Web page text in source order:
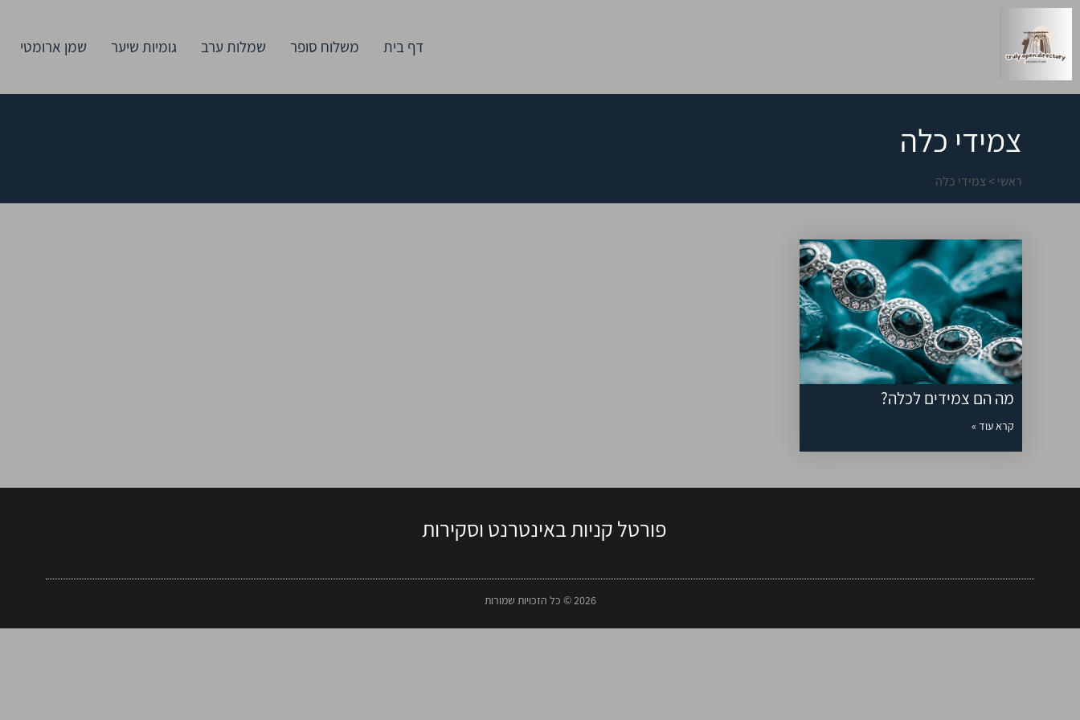
דף בית משלוח סופר שמלות ערב גומיות שיער שמן ארומטי
צמידי כלה
ראשי >צמידי כלה
מה הם צמידים לכלה?
קרא עוד »
פורטל קניות באינטרנט וסקירות
2026 © כל הזכויות שמורות